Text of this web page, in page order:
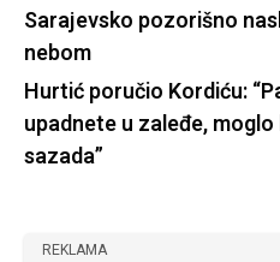
Sarajevsko pozorišno
nebom
Hurtić poručio Kordiću:
upadnete u zaleđe,
sazada”
REKLAMA